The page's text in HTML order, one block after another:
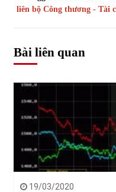
liên bộ Công thương - Tài
Bài liên quan
19/03/2020